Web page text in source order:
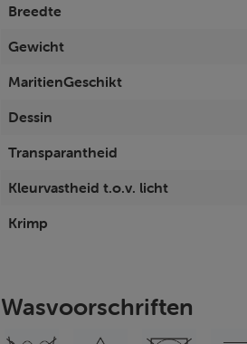
Breedte
Gewicht
MaritienGeschikt
Dessin
Transparantheid
Kleurvastheid t.o.v. licht
Krimp
Wasvoorschriften